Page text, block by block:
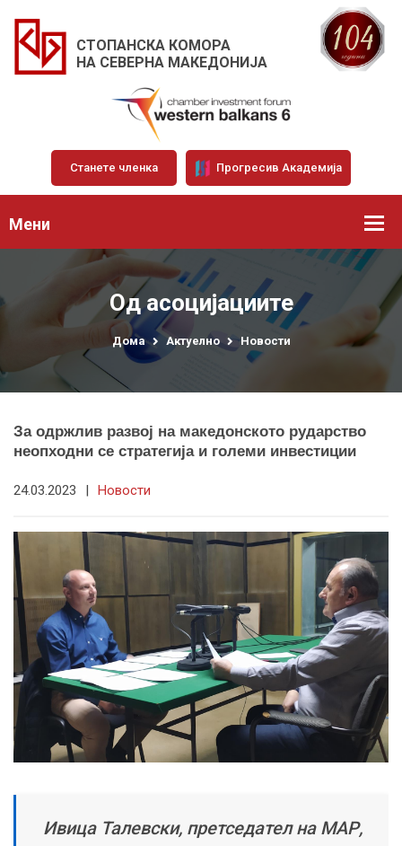
СТОПАНСКА КОМОРА
НА СЕВЕРНА МАКЕДОНИЈА
Станете членка Прогресив Академија
Мени
Од асоцијациите
Дома Актуелно Новости
За одржлив развој на македонското рударство
неопходни се стратегија и големи инвестиции
24.03.2023 | Новости
Ивица Талевски, претседател на МАР,